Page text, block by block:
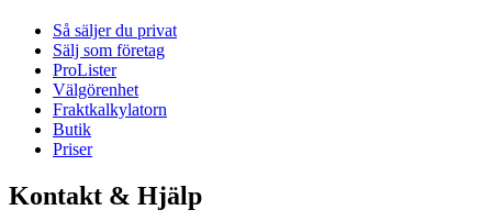
Så säljer du privat
Sälj som företag
ProLister
Välgörenhet
Fraktkalkylatorn
Butik
Priser
Kontakt & Hjälp